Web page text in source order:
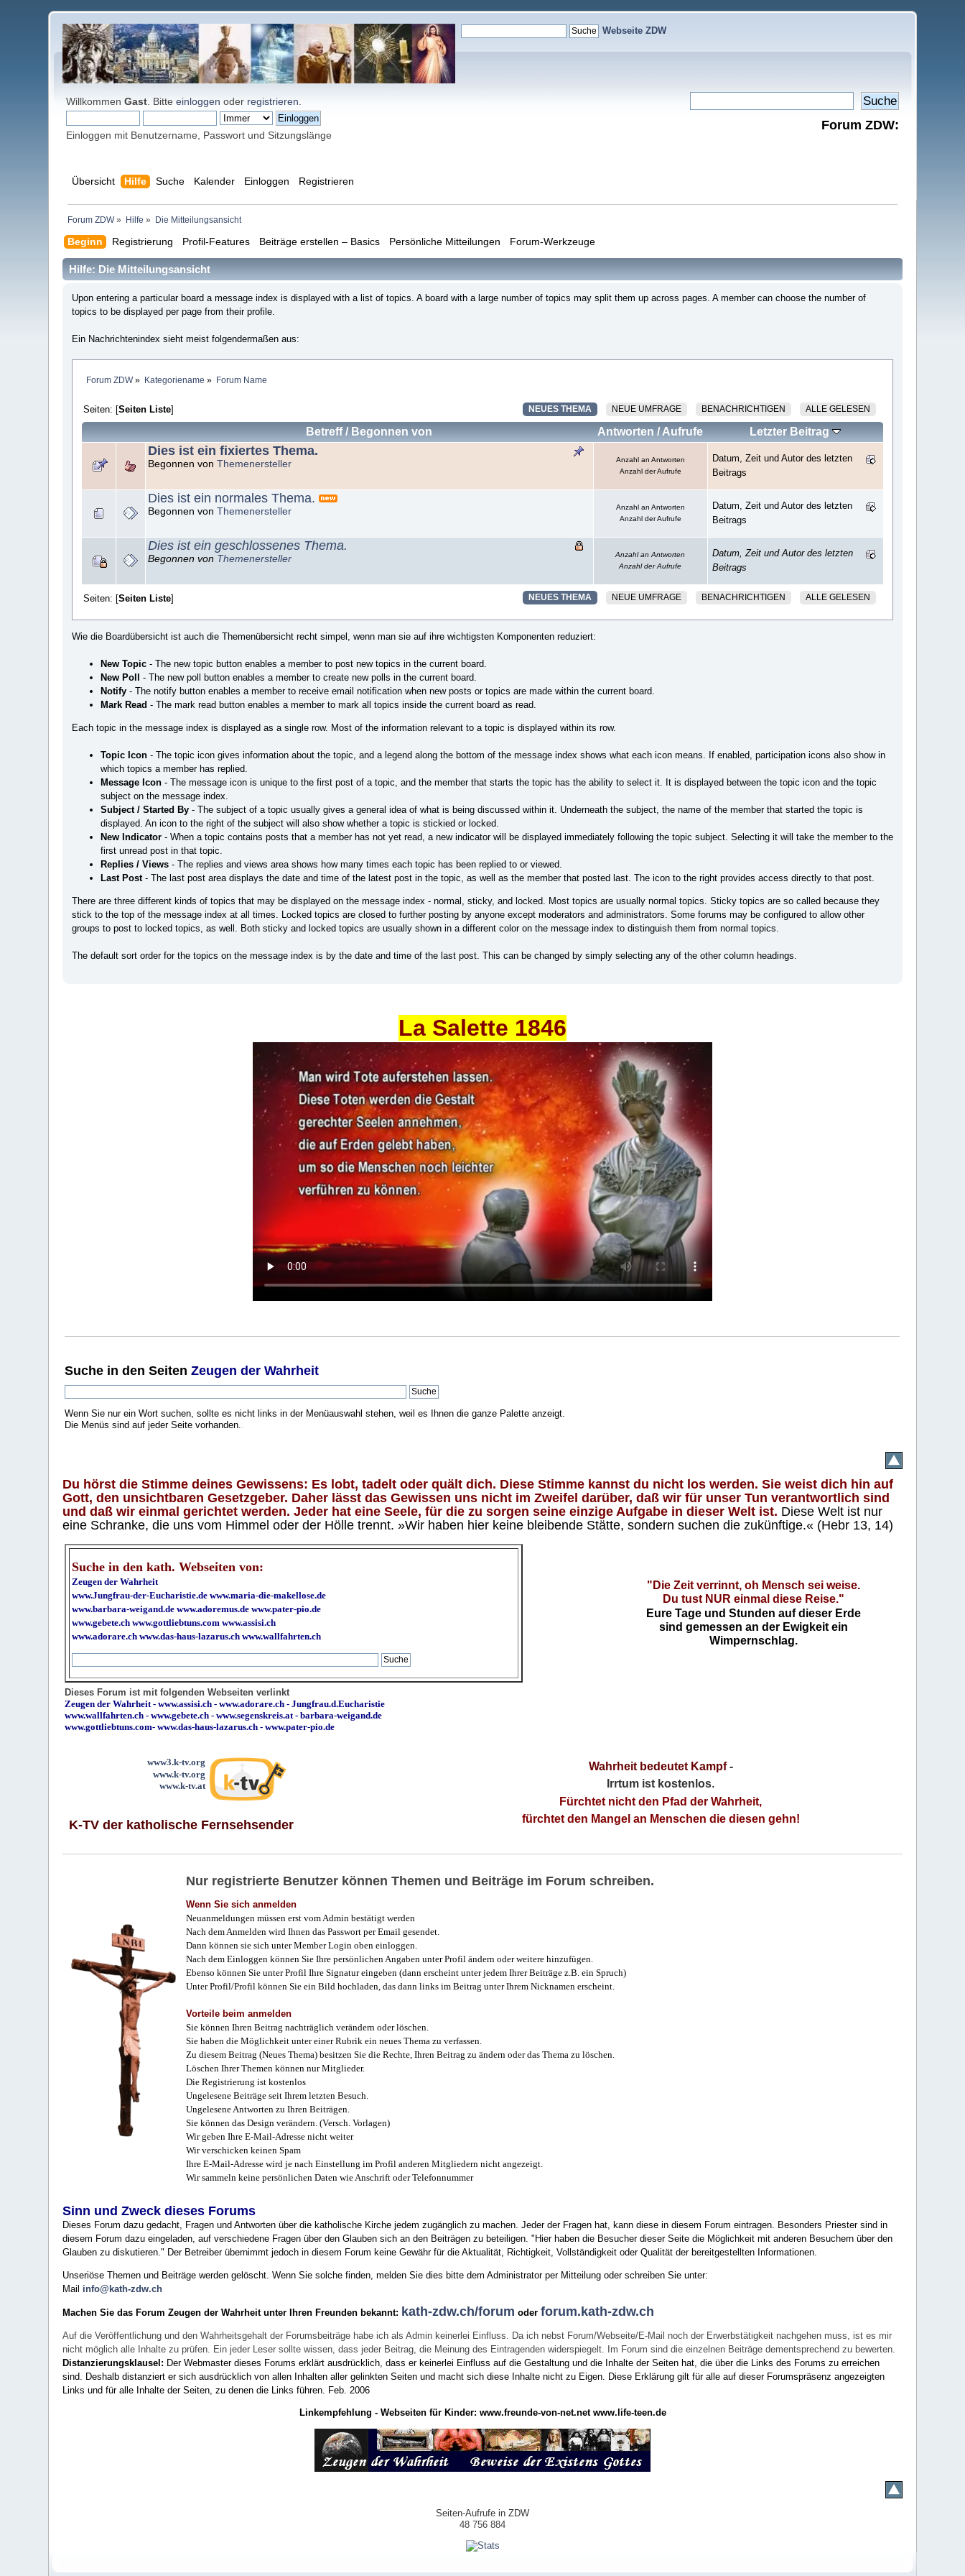
Webseite ZDW
WillkommenGast . Bitteeinloggen oder registrieren
Einloggen mit Benutzername, Passwort und Sitzungslänge
Forum ZDW:
Übersicht Hilfe Suche Kalender Einloggen Registrieren
Forum ZDW» Hilfe » Die Mitteilungsansicht
Beginn Registrierung Profil-Features Beiträge erstellen – Basics Persönliche Mitteilungen Forum-Werkzeuge
Hilfe: Die Mitteilungsansicht
Upon entering a particular board a message index is displayed with a list of topics. A board with a large number of topics may split them up across pages. A member can choose the number of
topics to be displayed per page from their profile.
Ein Nachrichtenindex sieht meist folgendermaßen aus:
Forum ZDW» Kategoriename » Forum Name
Seiten: [Seiten Liste] NEUES THEMA NEUE UMFRAGE BENACHRICHTIGEN ALLE GELESEN
Betreff/ Begonnen von Antworten /Aufrufe Letzter Beitrag
Dies ist ein fixiertes Thema.
Begonnen von Themenersteller
Anzahl an Antworten
Anzahl der Aufrufe
Datum, Zeit und Autor des letzten
Beitrags
Dies ist ein normales Thema.
Begonnen von Themenersteller
Anzahl an Antworten
Anzahl der Aufrufe
Datum, Zeit und Autor des letzten
Beitrags
Dies ist ein geschlossenes Thema.
Begonnen von Themenersteller
Anzahl an Antworten
Anzahl der Aufrufe
Datum, Zeit und Autor des letzten
Beitrags
Seiten: [Seiten Liste] NEUES THEMA NEUE UMFRAGE BENACHRICHTIGEN ALLE GELESEN
Wie die Boardübersicht ist auch die Themenübersicht recht simpel, wenn man sie auf ihre wichtigsten Komponenten reduziert:
New Topic - The new topic button enables a member to post new topics in the current board.
New Poll
- The new poll button enables a member to create new polls in the current board.
Notify - The notify button enables a member to receive email notification when new posts or topics are made within the current board.
Mark Read - The mark read button enables a member to mark all topics inside the current board as read.
Each topic in the message index is displayed as a single row. Most of the information relevant to a topic is displayed within its row.
Topic Icon - The topic icon gives information about the topic, and a legend along the bottom of the message index shows what each icon means. If enabled, participation icons also show in
which topics a member has replied.
Message Icon - The message icon is unique to the first post of a topic, and the member that starts the topic has the ability to select it. It is displayed between the topic icon and the topic
subject on the message index.
Subject / Started By - The subject of a topic usually gives a general idea of what is being discussed within it. Underneath the subject, the name of the member that started the topic is
displayed. An icon to the right of the subject will also show whether a topic is stickied or locked.
New Indicator - When a topic contains posts that a member has not yet read, a new indicator will be displayed immediately following the topic subject. Selecting it will take the member to the
first unread post in that topic.
Replies / Views - The replies and views area shows how many times each topic has been replied to or viewed.
Last Post- The last post area displays the date and time of the latest post in the topic, as well as the member that posted last. The icon to the right provides access directly to that post.
There are three different kinds of topics that may be displayed on the message index - normal, sticky, and locked. Most topics are usually normal topics. Sticky topics are so called because they
stick to the top of the message index at all times. Locked topics are closed to further posting by anyone except moderators and administrators. Some forums may be configured to allow other
groups to post to locked topics, as well. Both sticky and locked topics are usually shown in a different color on the message index to distinguish them from normal topics.
The default sort order for the topics on the message index is by the date and time of the last post. This can be changed by simply selecting any of the other column headings.
La Salette 1846
Suche in den SeitenZeugen der Wahrheit
Wenn Sie nur ein Wort suchen, sollte es nicht links in der Menüauswahl stehen, weil es Ihnen die ganze Palette anzeigt.
Die Menüs sind auf jeder Seite vorhanden..
Du hörst die Stimme deines Gewissens: Es lobt, tadelt oder quält dich. Diese Stimme kannst du nicht los werden. Sie weist dich hin auf
Gott, den unsichtbaren Gesetzgeber. Daher lässt das Gewissen uns nicht im Zweifel darüber, daß wir für unser Tun verantwortlich sind
und daß wir einmal gerichtet werden. Jeder hat eine Seele, für die zu sorgen seine einzige Aufgabe in dieser Welt ist. Diese Welt ist nur
eine Schranke, die uns vom Himmel oder der Hölle trennt. »Wir haben hier keine bleibende Stätte, sondern suchen die zukünftige.« (Hebr 13, 14)
Suche in den kath. Webseiten von:
Zeugen der Wahrheit
www.Jungfrau-der-Eucharistie.de www.maria-die-makellose.de
www.barbara-weigand.de www.adoremus.de www.pater-pio.de
www.gebete.ch www.gottliebtuns.com www.assisi.ch
www.adorare.ch www.das-haus-lazarus.ch www.wallfahrten.ch
"Die Zeit verrinnt, oh Mensch sei weise.
Du tust NUR einmal diese Reise."
Eure Tage und Stunden auf dieser Erde
sind gemessen an der Ewigkeit ein
Wimpernschlag.
Dieses Forum ist mit folgenden Webseiten verlinkt
Zeugen der Wahrheit-www.assisi.ch -www.adorare.ch -Jungfrau.d.Eucharistie
www.wallfahrten.ch -www.gebete.ch -www.segenskreis.at-barbara-weigand.de
www.gottliebtuns.com-www.das-haus-lazarus.ch - www.pater-pio.de
www3.k-tv.org
www.k-tv.org
www.k-tv.at
K-TV der katholische Fernsehsender
Wahrheit bedeutet Kampf-
Irrtum ist kostenlos.
Fürchtet nicht den Pfad der Wahrheit,
fürchtet den Mangel an Menschen die diesen gehn!
Nur registrierte Benutzer können Themen und Beiträge im Forum schreiben.
Wenn Sie sich anmelden
Neuanmeldungen müssen erst vom Admin bestätigt werden
Nach dem Anmelden wird Ihnen das Passwort per Email gesendet.
Dann können sie sich unter Member Login oben einloggen.
Nach dem Einloggen können Sie Ihre persönlichen Angaben unter Profil ändern oder weitere hinzufügen.
Ebenso können Sie unter Profil Ihre Signatur eingeben (dann erscheint unter jedem Ihrer Beiträge z.B. ein Spruch)
Unter Profil/Profil können Sie ein Bild hochladen, das dann links im Beitrag unter Ihrem Nicknamen erscheint.
Vorteile beim anmelden
Sie können Ihren Beitrag nachträglich verändern oder löschen.
Sie haben die Möglichkeit unter einer Rubrik ein neues Thema zu verfassen.
Zu diesem Beitrag (Neues Thema) besitzen Sie die Rechte, Ihren Beitrag zu ändern oder das Thema zu löschen.
Löschen Ihrer Themen können nur Mitglieder.
Die Registrierung ist kostenlos
Ungelesene Beiträge seit Ihrem letzten Besuch.
Ungelesene Antworten zu Ihren Beiträgen.
Sie können das Design verändern. (Versch. Vorlagen)
Wir geben Ihre E-Mail-Adresse nicht weiter
Wir verschicken keinen Spam
Ihre E-Mail-Adresse wird je nach Einstellung im Profil anderen Mitgliedern nicht angezeigt.
Wir sammeln keine persönlichen Daten wie Anschrift oder Telefonnummer
Sinn und Zweck dieses Forums
Dieses Forum dazu gedacht, Fragen und Antworten über die katholische Kirche jedem zugänglich zu machen. Jeder der Fragen hat, kann diese in diesem Forum eintragen. Besonders Priester sind in
diesem Forum dazu eingeladen, auf verschiedene Fragen über den Glauben sich an den Beiträgen zu beteiligen. "Hier haben die Besucher dieser Seite die Möglichkeit mit anderen Besuchern über den
Glauben zu diskutieren." Der Betreiber übernimmt jedoch in diesem Forum keine Gewähr für die Aktualität, Richtigkeit, Vollständigkeit oder Qualität der bereitgestellten Informationen.
Unseriöse Themen und Beiträge werden gelöscht. Wenn Sie solche finden, melden Sie dies bitte dem Administrator per Mitteilung oder schreiben Sie unter:
Mail info@kath-zdw.ch
Machen Sie das Forum Zeugen der Wahrheit unter Ihren Freunden bekannt: kath-zdw.ch/forum oderforum.kath-zdw.ch
Auf die Veröffentlichung und den Wahrheitsgehalt der Forumsbeiträge habe ich als Admin keinerlei Einfluss. Da ich nebst Forum/Webseite/E-Mail noch der Erwerbstätigkeit nachgehen muss, ist es mir
nicht möglich alle Inhalte zu prüfen. Ein jeder Leser sollte wissen, dass jeder Beitrag, die Meinung des Eintragenden widerspiegelt. Im Forum sind die einzelnen Beiträge dementsprechend zu bewerten.
Distanzierungsklausel: Der Webmaster dieses Forums erklärt ausdrücklich, dass er keinerlei Einfluss auf die Gestaltung und die Inhalte der Seiten hat, die über die Links des Forums zu erreichen
sind. Deshalb distanziert er sich ausdrücklich von allen Inhalten aller gelinkten Seiten und macht sich diese Inhalte nicht zu Eigen. Diese Erklärung gilt für alle auf dieser Forumspräsenz angezeigten
Links und für alle Inhalte der Seiten, zu denen die Links führen. Feb. 2006
Linkempfehlung - Webseiten für Kinder: www.freunde-von-net.net www.life-teen.de
Seiten-Aufrufe in ZDW
48 756 884